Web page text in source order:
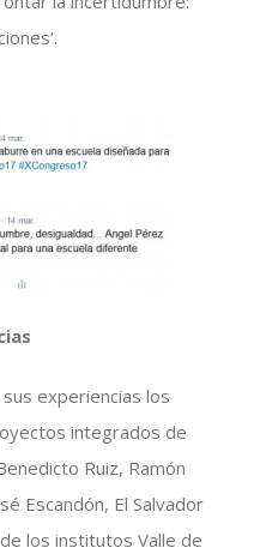
experiencias los
integrados de
Ruiz, Ramón
Escandón, El Salvador
los institutos Valle de